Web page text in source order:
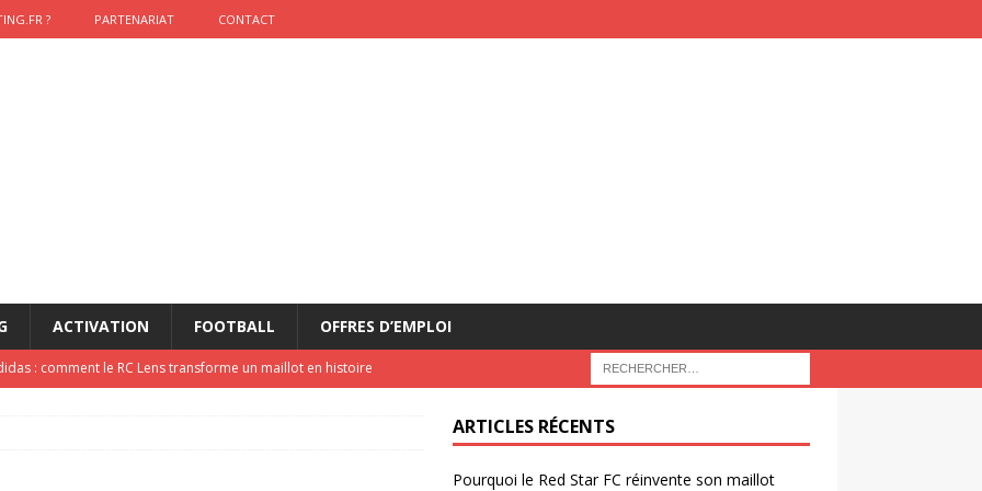
? PARTENARIAT CONTACT
ACTIVATION FOOTBALL OFFRES D’EMPLOI
: comment le RC Lens transforme un maillot en histoire
ARTICLES RÉCENTS
Pourquoi le Red Star FC réinvente son maillot